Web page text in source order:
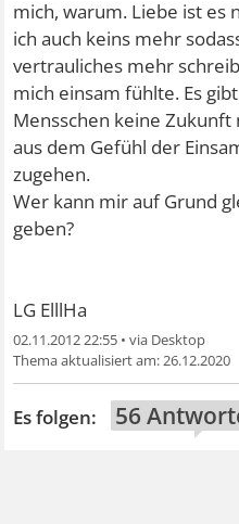
mich, warum. Liebe ist es
ich auch keins mehr
vertrauliches mehr
mich einsam fühlte. Es
Mensschen keine Zukunft
aus dem Gefühl der
zugehen.
Wer kann mir auf Grund
geben?
LG ElllHa
02.11.2012 22:55 •
26.12.2020
56